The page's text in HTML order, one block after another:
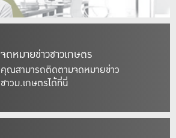
จดหมายข่าวชาวเกษตร
คุณสามารถติดตามจดหมายข่าว
ชาวม.เกษตรได้ที่นี่